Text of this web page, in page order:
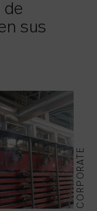
sus
CORPORATE